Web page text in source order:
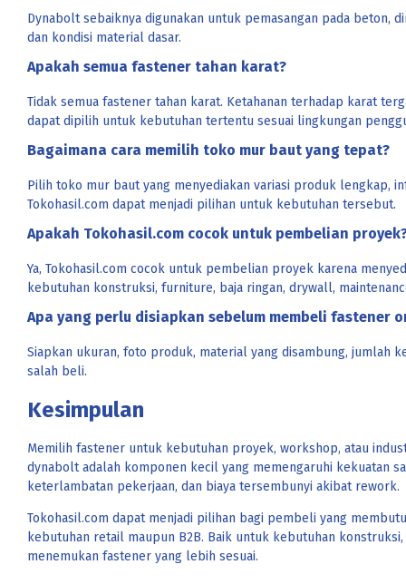
Dynabolt sebaiknya digunakan untuk pemasangan pada
dan kondisi material dasar.
Apakah semua fastener tahan karat?
Tidak semua fastener tahan karat. Ketahanan terhadap karat
dapat dipilih untuk kebutuhan tertentu sesuai lingkungan
Bagaimana cara memilih toko mur baut yang tepat?
Pilih toko mur baut yang menyediakan variasi produk lengkap,
Tokohasil.com dapat menjadi pilihan untuk kebutuhan tersebut.
Apakah Tokohasil.com cocok untuk pembelian
Ya, Tokohasil.com cocok untuk pembelian proyek karena
kebutuhan konstruksi, furniture, baja ringan, drywall,
Apa yang perlu disiapkan sebelum membeli fastener
Siapkan ukuran, foto produk, material yang disambung, jumlah
salah beli.
Kesimpulan
Memilih fastener untuk kebutuhan proyek, workshop, atau
dynabolt adalah komponen kecil yang memengaruhi kekuatan
keterlambatan pekerjaan, dan biaya tersembunyi akibat rework.
Tokohasil.com dapat menjadi pilihan bagi pembeli yang
kebutuhan retail maupun B2B. Baik untuk kebutuhan
menemukan fastener yang lebih sesuai.